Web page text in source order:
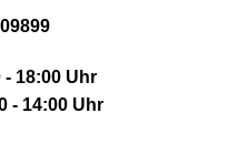
18:00 Uhr
Uhr